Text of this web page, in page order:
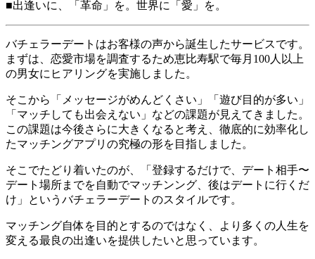
■出逢いに、「革命」を。世界に「愛」を。
バチェラーデートはお客様の声から誕生したサービスです。
まずは、恋愛市場を調査するため恵比寿駅で毎月100人以上
の男女にヒアリングを実施しました。
そこから「メッセージがめんどくさい」「遊び目的が多い」
「マッチしても出会えない」などの課題が見えてきました。
この課題は今後さらに大きくなると考え、徹底的に効率化し
たマッチングアプリの究極の形を目指しました。
そこでたどり着いたのが、「登録するだけで、デート相手〜
デート場所までを自動でマッチンング、後はデートに行くだ
け」というバチェラーデートのスタイルです。
マッチング自体を目的とするのではなく、より多くの人生を
変える最良の出逢いを提供したいと思っています。